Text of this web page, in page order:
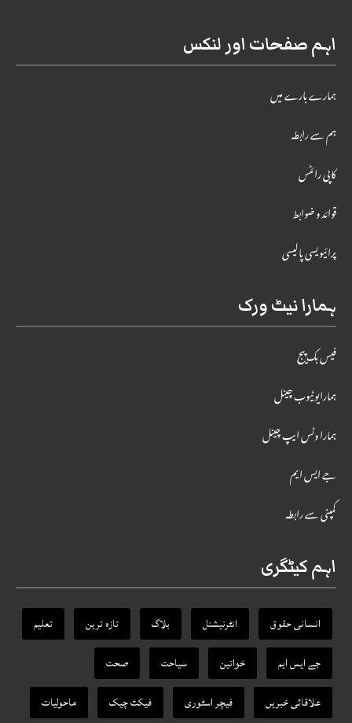
اہم صفحات اور لنکس
ہمارے بارے میں
ہم سے رابطہ
کاپی رائٹس
قوائد و ضوابط
پرائیویسی پالیسی
ہمارا نیٹ ورک
فیس بک پیج
ہمارایوٹیوب چینل
ہمارا وٹس ایپ چینل
جے ایس ایم
کمپنی سے رابطہ
اہم کیٹگری
انسانی حقوق انٹرنیشنل بلاگ تازہ ترین
تعلیم
جے ایس ایم
خواتین سیاحت
صحت
علاقائی خبریں
فیچر اسٹوری فیکٹ‌ چیک ماحولیات